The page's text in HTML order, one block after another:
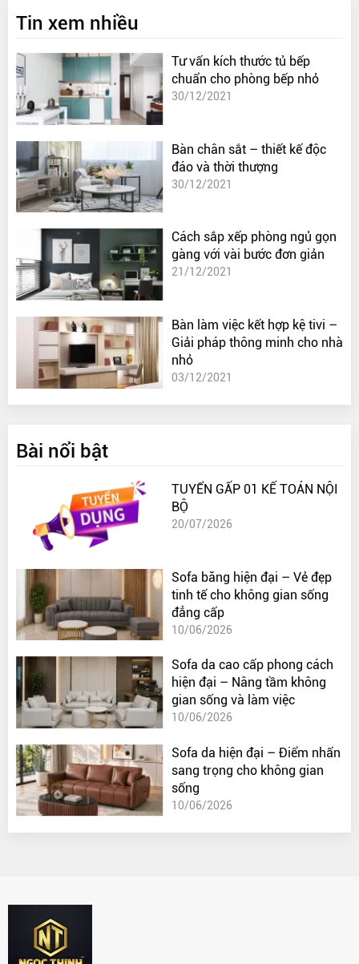
Tin xem nhiều
Tư vấn kích thước tủ bếp
chuẩn cho phòng bếp nhỏ
30/12/2021
Bàn chân sắt – thiết kế độc
đáo và thời thượng
30/12/2021
Cách sắp xếp phòng ngủ gọn
gàng với vài bước đơn giản
21/12/2021
Bàn làm việc kết hợp kệ tivi –
Giải pháp thông minh cho nhà
nhỏ
03/12/2021
Bài nổi bật
TUYỂN GẤP 01 KẾ TOÁN NỘI
BỘ
20/07/2026
Sofa băng hiện đại – Vẻ đẹp
tinh tế cho không gian sống
đẳng cấp
10/06/2026
Sofa da cao cấp phong cách
hiện đại – Nâng tầm không
gian sống và làm việc
10/06/2026
Sofa da hiện đại – Điểm nhấn
sang trọng cho không gian
sống
10/06/2026